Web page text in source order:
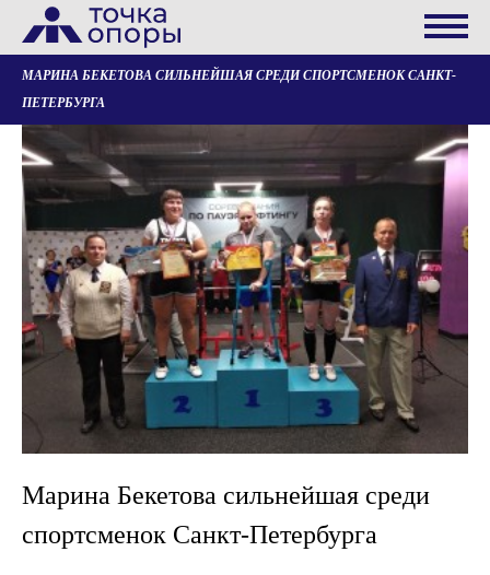
МАРИНА БЕКЕТОВА СИЛЬНЕЙШАЯ СРЕДИ СПОРТСМЕНОК САНКТ-
ПЕТЕРБУРГА
Марина Бекетова сильнейшая среди
спортсменок Санкт-Петербурга